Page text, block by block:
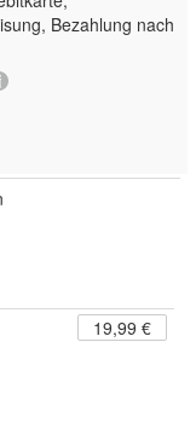
Bezahlung nach
19,99 €